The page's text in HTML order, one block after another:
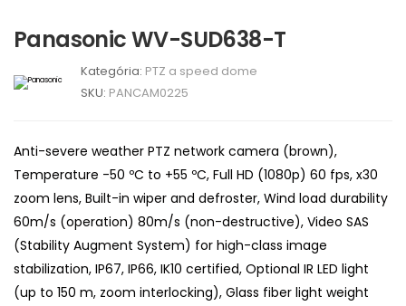
Panasonic WV-SUD638-T
Kategória: PTZ a speed dome
SKU: PANCAM0225
Anti-severe weather PTZ network camera (brown),
Temperature -50 ºC to +55 ºC, Full HD (1080p) 60 fps, x30
zoom lens, Built-in wiper and defroster, Wind load durability
60m/s (operation) 80m/s (non-destructive), Video SAS
(Stability Augment System) for high-class image
stabilization, IP67, IP66, IK10 certified, Optional IR LED light
(up to 150 m, zoom interlocking), Glass fiber light weight